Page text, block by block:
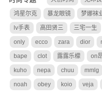
鸿星尔克 暴龙眼镜 梦娜袜
lv手表 高田贤三 三宅一生
only ecco zara dior
bape clot 露露乐檬 on
kuho nepa chuu mmlg
noah obey koio veja